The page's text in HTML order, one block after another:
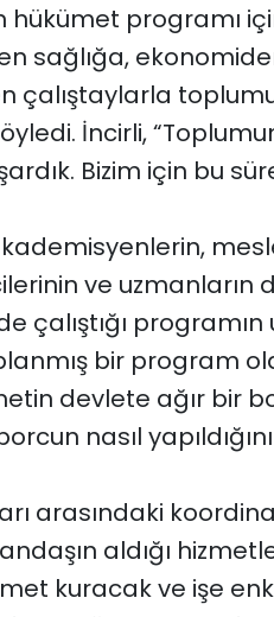
hükümet programı
sağlığa,
çalıştaylarla
İncirli,
Bizim için bu
ve uzmanların
çalıştığı
bir program
devlete ağır bir
nasıl
arasındaki
aldığı
kuracak ve işe